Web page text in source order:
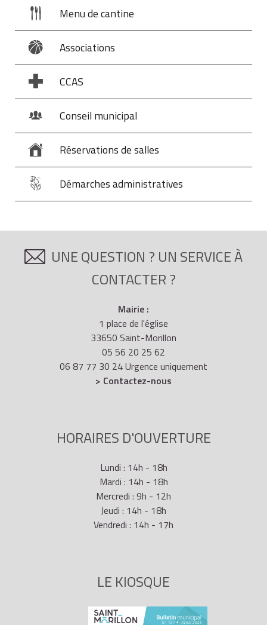
Menu de cantine
Associations
CCAS
Conseil municipal
Réservations de salles
Démarches administratives
UNE QUESTION ? UN SERVICE À
CONTACTER ?
Mairie :
1 place de l'église
33650 Saint-Morillon
05 56 20 25 62
06 87 77 30 24 Urgence uniquement
> Contactez-nous
HORAIRES D'OUVERTURE
Lundi : 14h - 18h
Mardi : 14h - 18h
Mercredi : 9h - 12h
Jeudi : 14h - 18h
Vendredi : 14h - 17h
LE KIOSQUE